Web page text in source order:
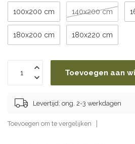
100x200 cm 140x200 cm
180x200 cm 180x220 cm
Toevoegen aan
Levertijd: ong. 2-3 werkdagen
Toevoegen om te vergelijken